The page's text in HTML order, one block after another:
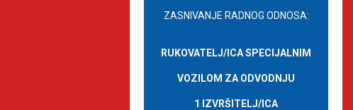
ZASNIVANJE RADNOG ODNOSA:
RUKOVATELJ/ICA SPECIJALNIM
VOZILOM ZA ODVODNJU
1 IZVRŠITELJ/ICA